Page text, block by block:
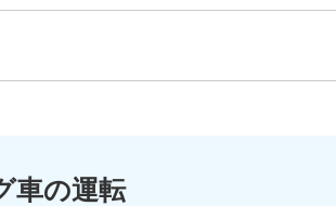
車の運転